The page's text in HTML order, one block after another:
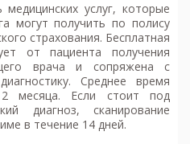
услуг, которые
могут получить по полису
страхования. Бесплатная
от пациента получения
врача и сопряжена с
Среднее время
2 месяца. Если стоит под
диагноз, сканирование
в течение 14 дней.